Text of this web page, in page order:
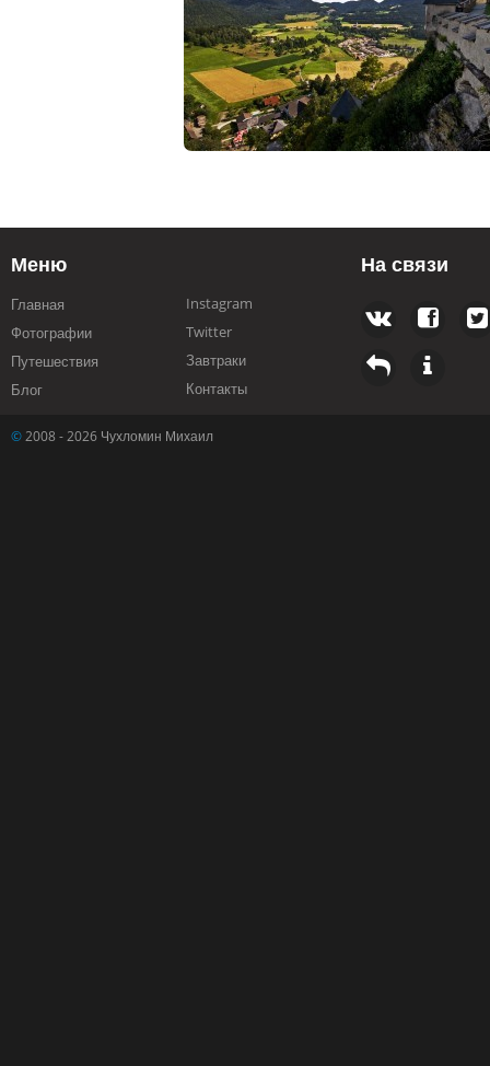
Меню
Главная
Фотографии
Путешествия
Блог
Instagram
Twitter
Завтраки
Контакты
На связи
© 2008 - 2026 Чухломин Михаил